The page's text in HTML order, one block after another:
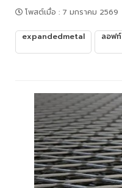
โพสต์เมื่อ : 7 มกราคม 2569
expandedmetal ลอฟท์